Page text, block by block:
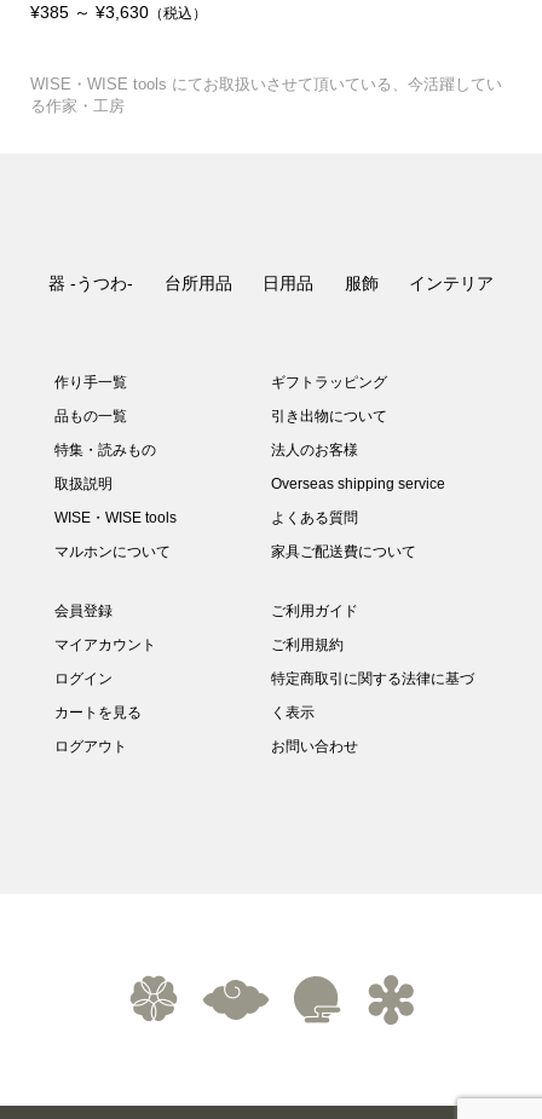
¥385 ～ ¥3,630（税込）
WISE・WISE tools にてお取扱いさせて頂いている、今活躍してい
る作家・工房
器 -うつわ- 台所用品 日用品 服飾 インテリア
作り手一覧
品もの一覧
特集・読みもの
取扱説明
WISE・WISE tools
マルホンについて
ギフトラッピング
引き出物について
法人のお客様
Overseas shipping service
よくある質問
家具ご配送費について
会員登録
マイアカウント
ログイン
カートを見る
ログアウト
ご利用ガイド
ご利用規約
特定商取引に関する法律に基づ
く表示
お問い合わせ